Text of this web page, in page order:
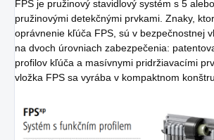
FPS je pružinový stavidlový systém s 5
pružinovými detekčnými prvkami. Znaky,
oprávnenie kľúča FPS, sú v bezpečnostnej
na dvoch úrovniach zabezpečenia:
profilov kľúča a masívnymi pridržiavacími
vložka FPS sa vyrába v kompaktnom